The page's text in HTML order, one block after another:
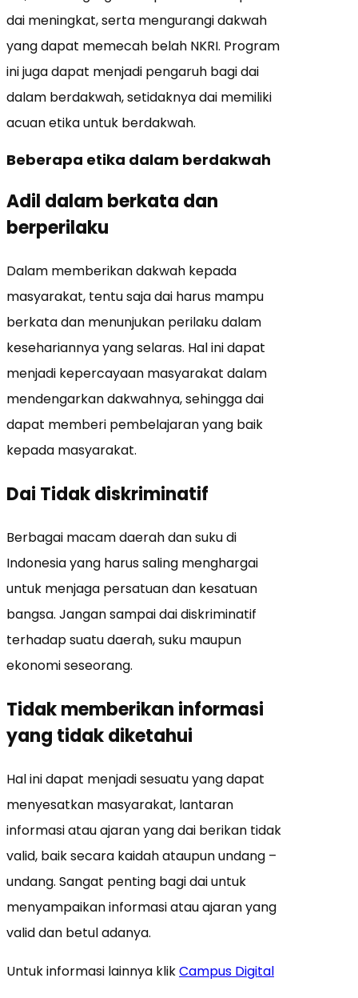
dai meningkat, serta mengurangi dakwah
yang dapat memecah belah NKRI. Program
ini juga dapat menjadi pengaruh bagi dai
dalam berdakwah, setidaknya dai memiliki
acuan etika untuk berdakwah.
Beberapa etika dalam berdakwah
Adil dalam berkata dan
berperilaku
Dalam memberikan dakwah kepada
masyarakat, tentu saja dai harus mampu
berkata dan menunjukan perilaku dalam
kesehariannya yang selaras. Hal ini dapat
menjadi kepercayaan masyarakat dalam
mendengarkan dakwahnya, sehingga dai
dapat memberi pembelajaran yang baik
kepada masyarakat.
Dai Tidak diskriminatif
Berbagai macam daerah dan suku di
Indonesia yang harus saling menghargai
untuk menjaga persatuan dan kesatuan
bangsa. Jangan sampai dai diskriminatif
terhadap suatu daerah, suku maupun
ekonomi seseorang.
Tidak memberikan informasi
yang tidak diketahui
Hal ini dapat menjadi sesuatu yang dapat
menyesatkan masyarakat, lantaran
informasi atau ajaran yang dai berikan tidak
valid, baik secara kaidah ataupun undang –
undang. Sangat penting bagi dai untuk
menyampaikan informasi atau ajaran yang
valid dan betul adanya.
Untuk informasi lainnya klikCampus Digital